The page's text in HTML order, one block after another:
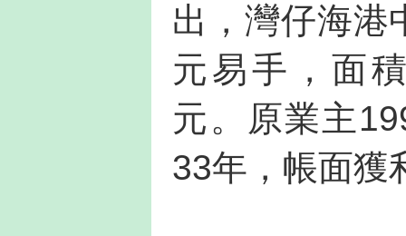
出，灣仔海港
元易手，面
元。原業主
33年，帳面獲